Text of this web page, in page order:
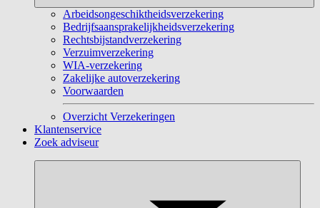
Arbeidsongeschiktheidsverzekering
Bedrijfsaansprakelijkheidsverzekering
Rechtsbijstandverzekering
Verzuimverzekering
WIA-verzekering
Zakelijke autoverzekering
Voorwaarden
Overzicht Verzekeringen
Klantenservice
Zoek adviseur